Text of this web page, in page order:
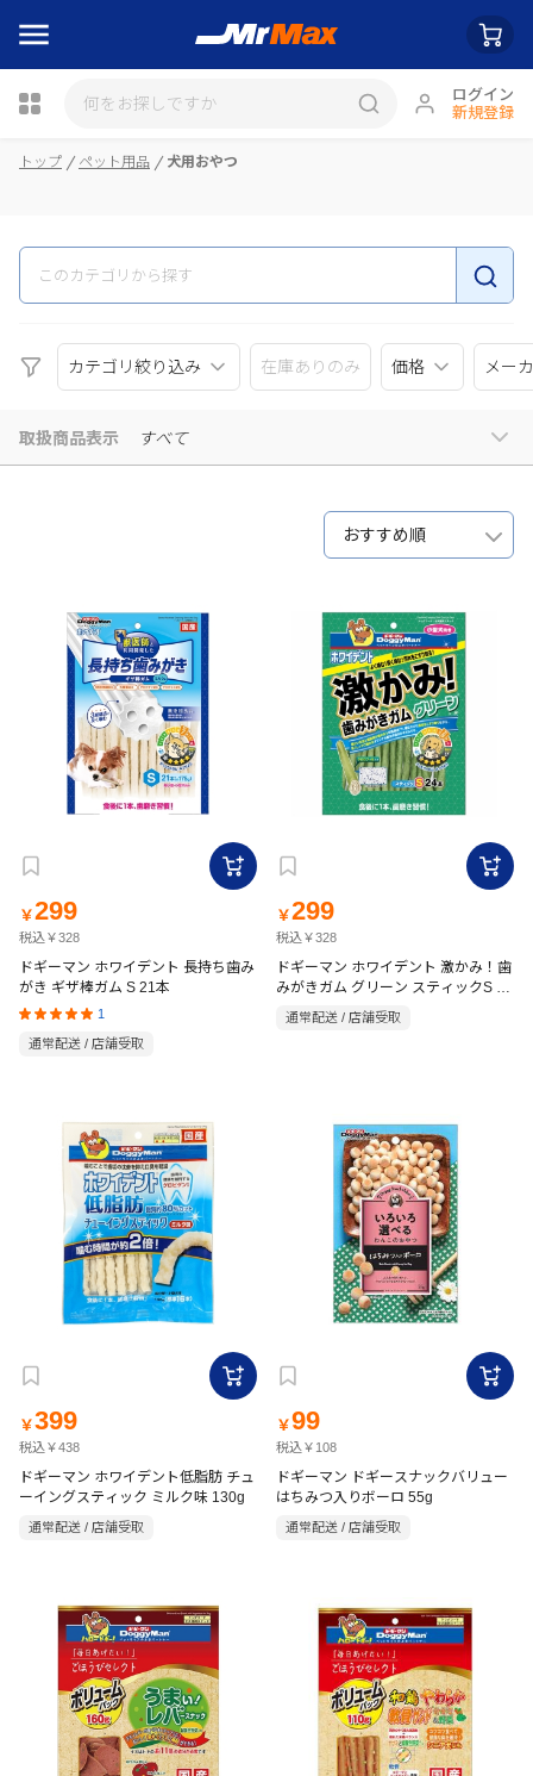
ログイン
新規登録
瓶詰
トップ ペット用品 犬用おやつ
カテゴリ絞り込み 在庫ありのみ 価格 メー
取扱商品表示 すべて
おすすめ順
￥299
税込￥328
ドギーマン ホワイデント 長持ち歯み
がき ギザ棒ガム S 21本
1
通常配送 / 店舗受取
￥299
税込￥328
ドギーマン ホワイデント 激かみ！歯
みがきガム グリーン スティックS 24
本
通常配送 / 店舗受取
￥399
税込￥438
ドギーマン ホワイデント低脂肪 チュ
ーイングスティック ミルク味 130g
通常配送 / 店舗受取
￥99
税込￥108
ドギーマン ドギースナックバリュー
はちみつ入りボーロ 55g
通常配送 / 店舗受取